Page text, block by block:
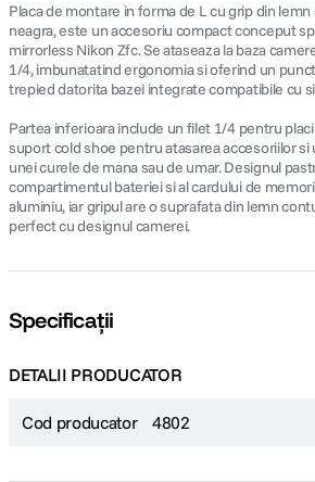
5. lavaliera
6. canon sx740 hs
8. sony fx
9. dji mic mini
10. dji osmo pocket 4
Placa de montare in forma de L cu grip din lemn
neagra, este un accesoriu compact conceput
mirrorless Nikon Zfc. Se ataseaza la baza
1/4, imbunatatind ergonomia si oferind un
trepied datorita bazei integrate compatibile cu
Partea inferioara include un filet 1/4 pentru
suport cold shoe pentru atasarea accesoriilor
unei curele de mana sau de umar. Designul
compartimentul bateriei si al cardului de
aluminiu, iar gripul are o suprafata din lemn
perfect cu designul camerei.
Specificații
DETALII PRODUCATOR
Cod producator 4802